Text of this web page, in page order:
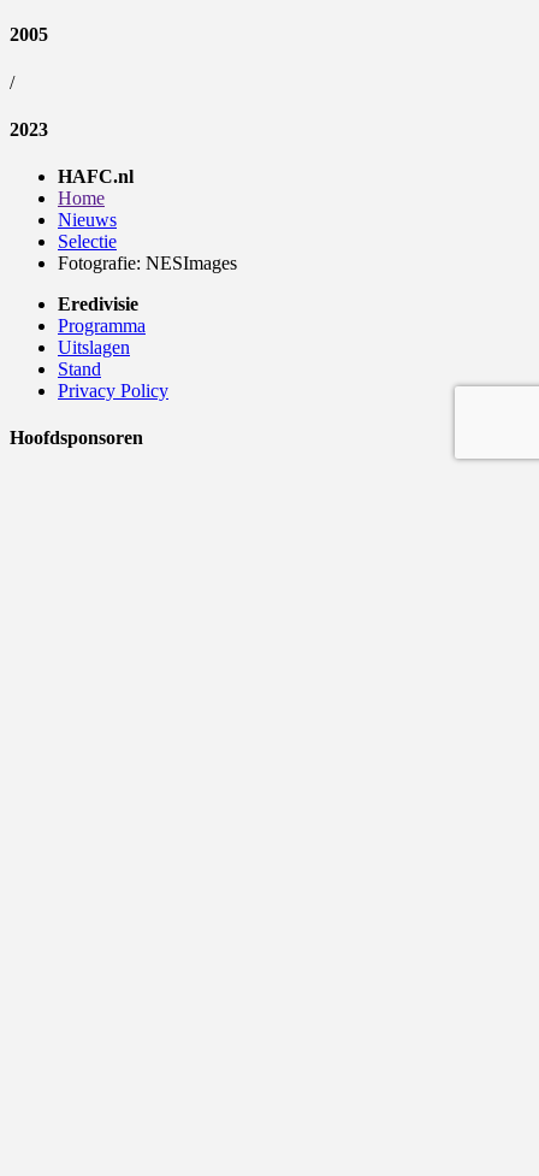
2005
/
2023
HAFC.nl
Home
Nieuws
Selectie
Fotografie: NESImages
Eredivisie
Programma
Uitslagen
Stand
Privacy Policy
Hoofdsponsoren